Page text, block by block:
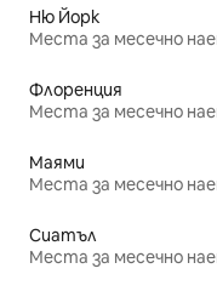
Ню Йорк
Места за месечно
Флоренция
Места за месечно
Маями
Места за месечно
Сиатъл
Места за месечно